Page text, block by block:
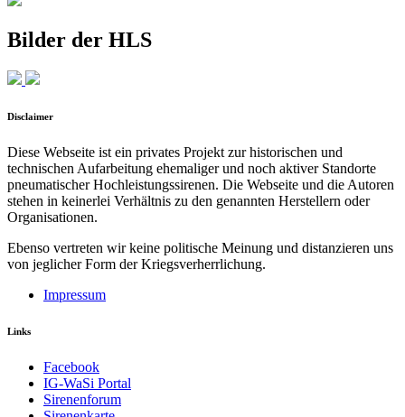
Bilder der HLS
Disclaimer
Diese Webseite ist ein privates Projekt zur historischen und
technischen Aufarbeitung ehemaliger und noch aktiver Standorte
pneumatischer Hochleistungssirenen. Die Webseite und die Autoren
stehen in keinerlei Verhältnis zu den genannten Herstellern oder
Organisationen.
Ebenso vertreten wir keine politische Meinung und distanzieren uns
von jeglicher Form der Kriegsverherrlichung.
Impressum
Links
Facebook
IG-WaSi Portal
Sirenenforum